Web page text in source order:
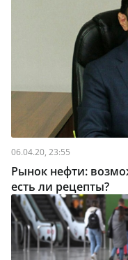
06.04.20, 23:55
Рынок нефти:
есть ли рецепты?